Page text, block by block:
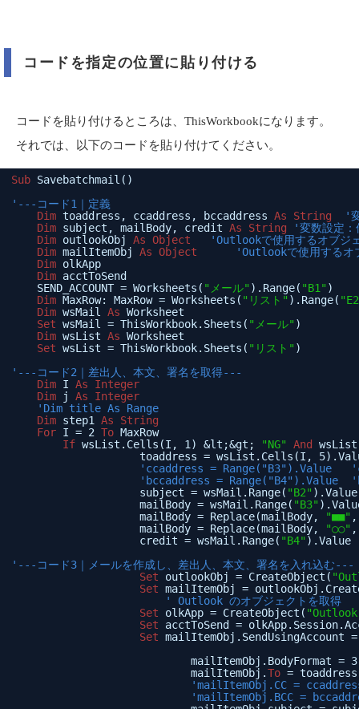
コードを指定の位置に貼り付ける
コードを貼り付けるところは、 ThisWorkbookになります。
それでは、以下のコードを貼り付けてください。
Sub Savebatchmail()
'---コード1｜定義
Dim toaddress, ccaddress, bccaddress As String
'
Dim subject, mailBody, credit As String
'変数設定：
Dim outlookObj As Object
'Outlookで使用するオブジ
Dim mailItemObj As Object
'Outlookで使用するオ
Dim olkApp
Dim acctToSend
SEND_ACCOUNT = Worksheets( "メール" ).Range( "B1" )
Dim MaxRow: MaxRow = Worksheets( "リスト" ).Range(
Dim wsMail As Worksheet
Set wsMail = ThisWorkbook.Sheets( "メール" )
Dim wsList As Worksheet
Set wsList = ThisWorkbook.Sheets( "リスト" )
'---コード2｜差出人、本文、署名を取得---
Dim I As
Integer
Dim
j As
Integer
'Dim title As Range
Dim step1 As
String
For I = 2 To MaxRow
If wsList.Cells(I, 1) &lt;&gt; "NG" And
toaddress = wsList.Cells(I,
'ccaddress = Range("B3").Value
'bccaddress = Range("B4").Value
subject = wsMail.Range( "B2"
mailBody = wsMail.Range( "B3"
mailBody = Replace(mailBody,
"■■"
mailBody = Replace(mailBody,
"○○"
credit = wsMail.Range( "B4"
'---コード3｜メールを作成し、差出人、本文、署名を入れ込む---
Set
outlookObj = CreateObject(
Set mailItemObj =
' Outlook のオブジェクトを取得
Set
olkApp = CreateObject(
Set
acctToSend =
Set mailItemObj.SendUsingAccount
mailItemObj.To =
'mailItemObj.CC =
'mailItemObj.BCC =